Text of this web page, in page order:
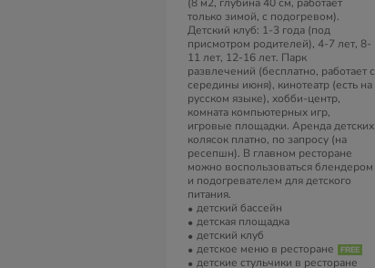
только зимой, с подогревом).
Детский клуб: 1-3 года (под
присмотром родителей), 4-7 лет, 8-
11 лет, 12-16 лет. Парк
развлечений (бесплатно, работает с
середины июня), кинотеатр (есть на
русском языке), хобби-центр,
комната компьютерных игр,
игровые площадки. Аренда детских
колясок платно, по запросу (на
ресепшн). В главном ресторане
можно воспользоваться блендером
и подогревателем для детского
питания.
детский бассейн
детская площадка
детский клуб
детское меню в ресторане
детские стульчики в ресторане